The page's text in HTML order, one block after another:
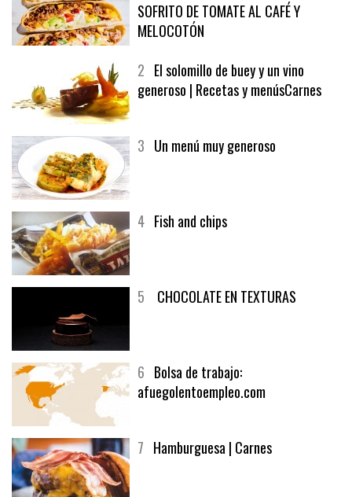
SOFRITO DE TOMATE AL CAFÉ Y
MELOCOTÓN
2 El solomillo de buey y un vino
generoso | Recetas y menúsCarnes
3 Un menú muy generoso
4 Fish and chips
5 CHOCOLATE EN TEXTURAS
6 Bolsa de trabajo:
afuegolentoempleo.com
7 Hamburguesa | Carnes